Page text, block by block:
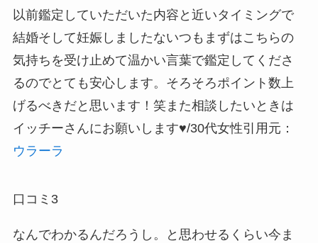
以前鑑定していただいた内容と近いタイミングで
結婚そして妊娠しましたないつもまずはこちらの
気持ちを受け止めて温かい言葉で鑑定してくださ
るのでとても安心します。そろそろポイント数上
げるべきだと思います！笑また相談したいときは
イッチーさんにお願いします♥/30代女性引用元：
ウラーラ
口コミ3
なんでわかるんだろうし。と思わせるくらい今ま